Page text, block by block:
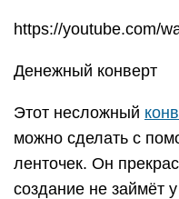
https://youtube.com/
Денежный конверт
Этот несложный
можно сделать с
ленточек. Он
создание не займёт